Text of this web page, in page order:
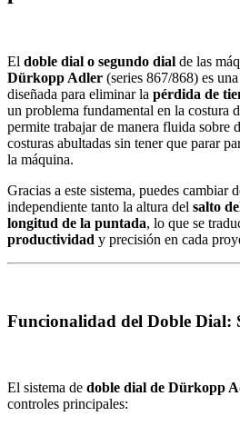
El doble dial o segundo dial de las
Dürkopp Adler (series 867/868) es
diseñada para eliminar la pérdida de
un problema fundamental en la costura
permite trabajar de manera fluida sobre
costuras abultadas sin tener que parar
la máquina.
Gracias a este sistema, puedes cambiar
independiente tanto la altura del salto
longitud de la puntada, lo que se
productividad y precisión en cada
Funcionalidad del Doble Dial:
El sistema de doble dial de Dürkopp
controles principales: